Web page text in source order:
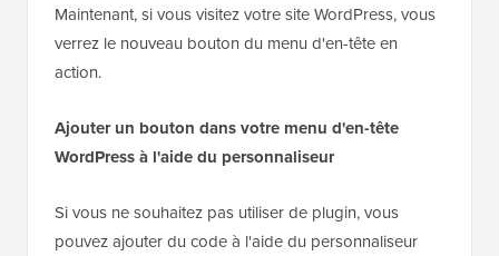
Maintenant, si vous visitez votre site WordPress, vous
verrez le nouveau bouton du menu d'en-tête en
action.
Ajouter un bouton dans votre menu d'en-tête
WordPress à l'aide du personnaliseur
Si vous ne souhaitez pas utiliser de plugin, vous
pouvez ajouter du code à l'aide du personnaliseur